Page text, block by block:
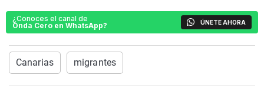
¿Conoces el canal de
Onda Cero en WhatsApp?
ÚNETE AHORA
Canarias migrantes